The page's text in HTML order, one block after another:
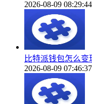
2026-08-09 08:29:44
比特派钱包怎么
2026-08-09 07:46:37